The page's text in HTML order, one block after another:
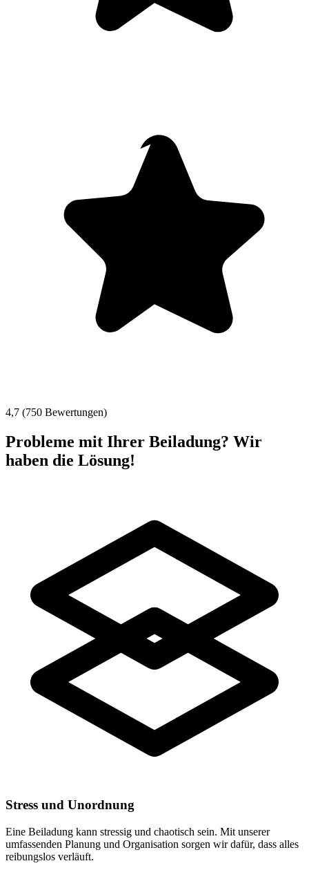
4,7 (750 Bewertungen)
Probleme mit Ihrer Beiladung? Wir
haben die Lösung!
Stress und Unordnung
Eine Beiladung kann stressig und chaotisch sein. Mit unserer
umfassenden Planung und Organisation sorgen wir dafür, dass alles
reibungslos verläuft.